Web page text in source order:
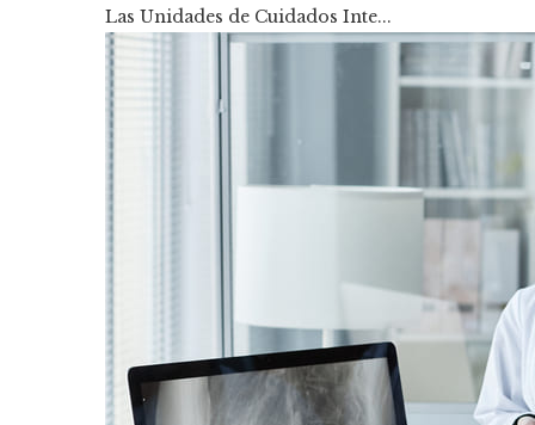
Las Unidades de Cuidados Inte...